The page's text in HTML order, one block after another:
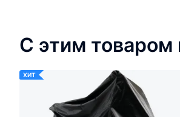
С этим товаром
ХИТ